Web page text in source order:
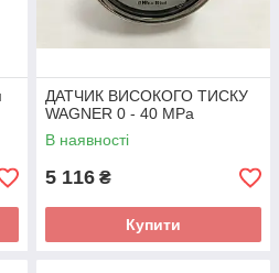
ДАТЧИК ВИСОКОГО ТИСКУ
WAGNER 0 - 40 MPa
В наявності
5 116 ₴
Купити